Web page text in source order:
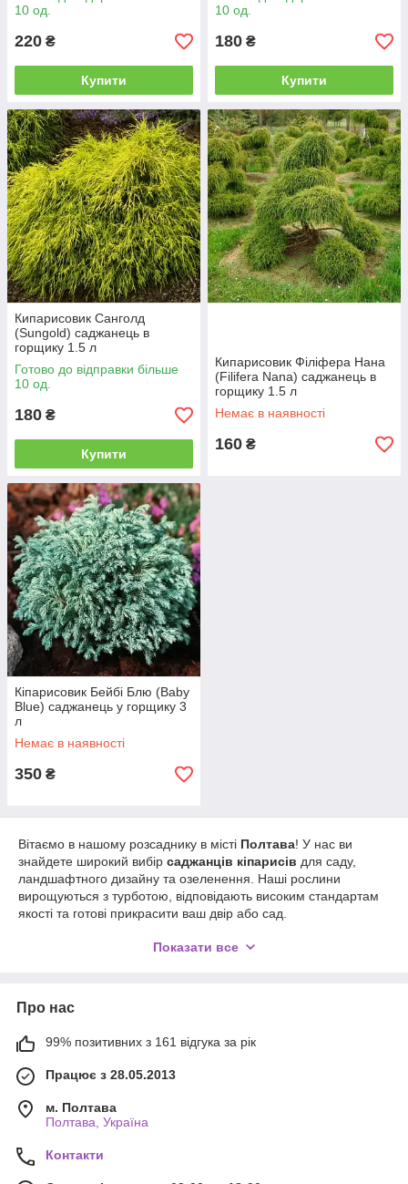
10 од.
220 ₴
Купити
10 од.
180 ₴
Купити
Кипарисовик Санголд
(Sungold) саджанець в
горщику 1.5 л
Готово до відправки більше
10 од.
180 ₴
Купити
Кипарисовик Філіфера Нана
(Filifera Nana) саджанець в
горщику 1.5 л
Немає в наявності
160 ₴
Кіпарисовик Бейбі Блю (Baby
Blue) саджанець у горщику 3
л
Немає в наявності
350 ₴
Вітаємо в нашому розсаднику в місті Полтава! У нас ви
знайдете широкий вибір саджанців кіпарисів для саду,
ландшафтного дизайну та озеленення. Наші рослини
вирощуються з турботою, відповідають високим стандартам
якості та готові прикрасити ваш двір або сад.
Дніпро, Харків, Одеса, Львів, а також в інші регіони через
доставки.
зелений куточок разом із нашим розсадником у
Показати все
Про нас
99% позитивних з 161 відгука за рік
Працює з 28.05.2013
м. Полтава
Полтава, Україна
Контакти